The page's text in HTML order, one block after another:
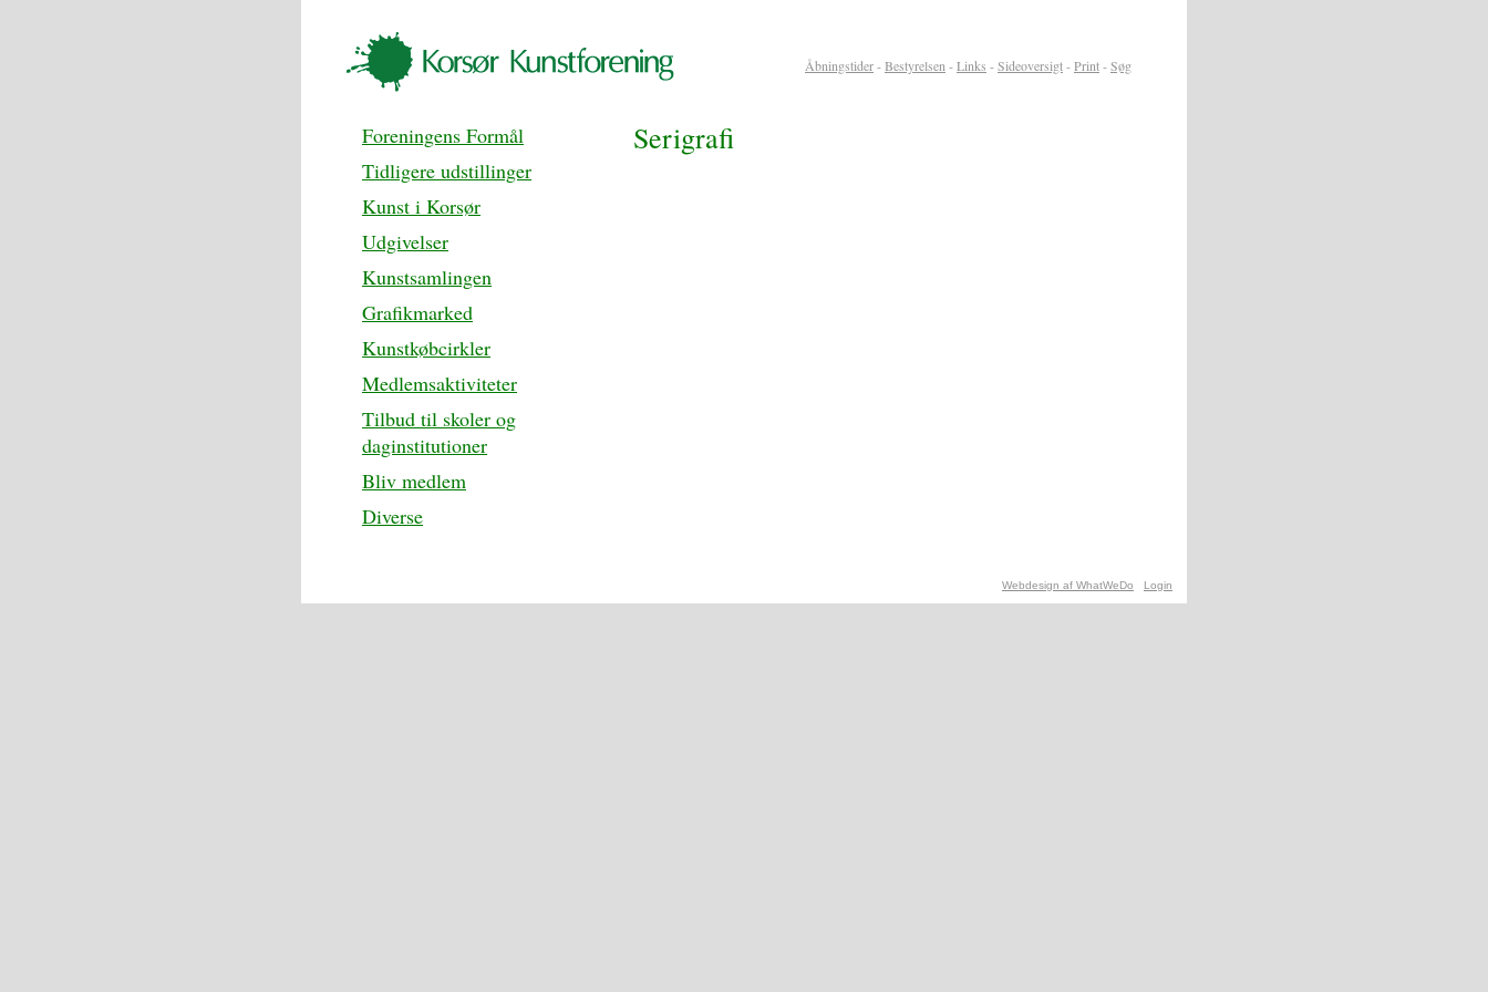
Åbningstider-Bestyrelsen -Links -Sideoversigt-Print-Søg
Foreningens Formål
Tidligere udstillinger
Kunst i Korsør
Udgivelser
Kunstsamlingen
Grafikmarked
Kunstkøbcirkler
Medlemsaktiviteter
Tilbud til skoler og
daginstitutioner
Bliv medlem
Diverse
Serigrafi
Webdesign af WhatWeDo Login